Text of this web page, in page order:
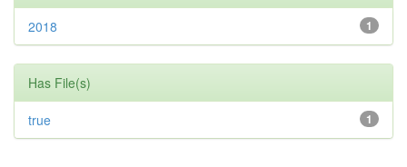
1
2018
Has File(s)
1
true